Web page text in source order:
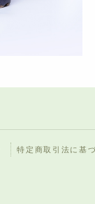
特定商取引法に基